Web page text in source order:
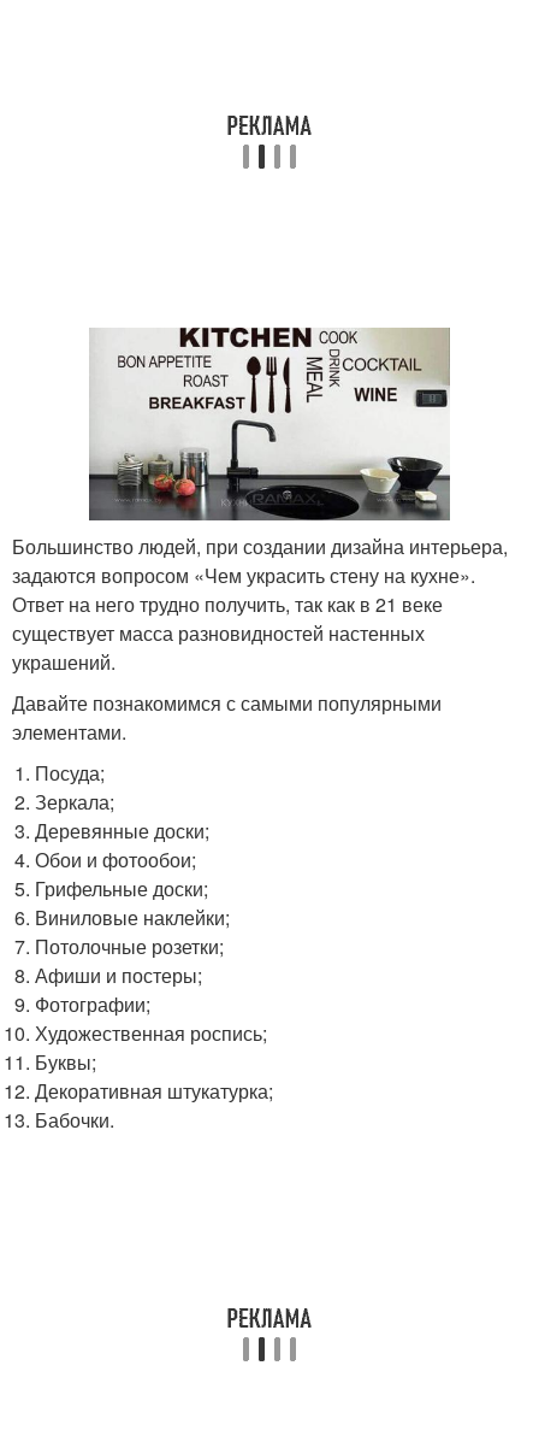
Большинство людей, при создании дизайна интерьера,
задаются вопросом «Чем украсить стену на кухне».
Ответ на него трудно получить, так как в 21 веке
существует масса разновидностей настенных
украшений.
Давайте познакомимся с самыми популярными
элементами.
Посуда;
Зеркала;
Деревянные доски;
Обои и фотообои;
Грифельные доски;
Виниловые наклейки;
Потолочные розетки;
Афиши и постеры;
Фотографии;
Художественная роспись;
Буквы;
Декоративная штукатурка;
Бабочки.